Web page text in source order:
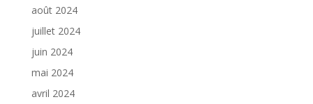
août 2024
juillet 2024
juin 2024
mai 2024
avril 2024